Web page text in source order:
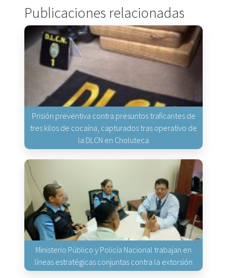
Publicaciones relacionadas
Prisión preventiva contra presuntos traficantes de
tres kilos de cocaína, capturados tras operativo de
la DLCN en Choluteca
Ministerio Público y Policía Nacional trabajan en
líneas estratégicas conjuntas contra la extorsión